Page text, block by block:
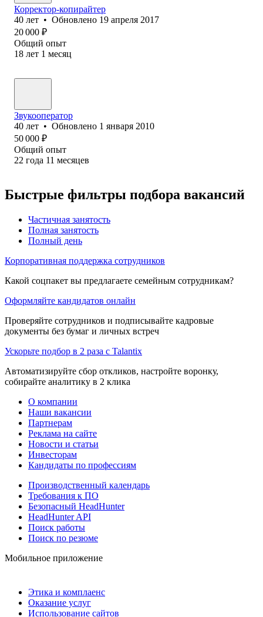
Корректор-копирайтер
40 лет • Обновлено 19 апреля 2017
20 000 ₽
Общий опыт
18 лет 1 месяц
Звукооператор
40 лет • Обновлено 1 января 2010
50 000 ₽
Общий опыт
22 года 11 месяцев
Быстрые фильтры подбора вакансий
Частичная занятость
Полная занятость
Полный день
Корпоративная поддержка сотрудников
Какой соцпакет вы предлагаете семейным сотрудникам?
Оформляйте кандидатов онлайн
Проверяйте сотрудников и подписывайте кадровые
документы без бумаг и личных встреч
Ускорьте подбор в 2 раза с Talantix
Автоматизируйте сбор откликов, настройте воронку,
собирайте аналитику в 2 клика
О компании
Наши вакансии
Партнерам
Реклама на сайте
Новости и статьи
Инвесторам
Кандидаты по профессиям
Производственный календарь
Требования к ПО
Безопасный HeadHunter
HeadHunter API
Поиск работы
Поиск по резюме
Мобильное приложение
Этика и комплаенс
Оказание услуг
Использование сайтов